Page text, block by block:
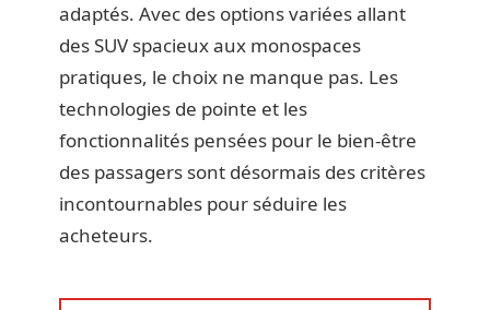
adaptés. Avec des options variées allant
des SUV spacieux aux monospaces
pratiques, le choix ne manque pas. Les
technologies de pointe et les
fonctionnalités pensées pour le bien-être
des passagers sont désormais des critères
incontournables pour séduire les
acheteurs.